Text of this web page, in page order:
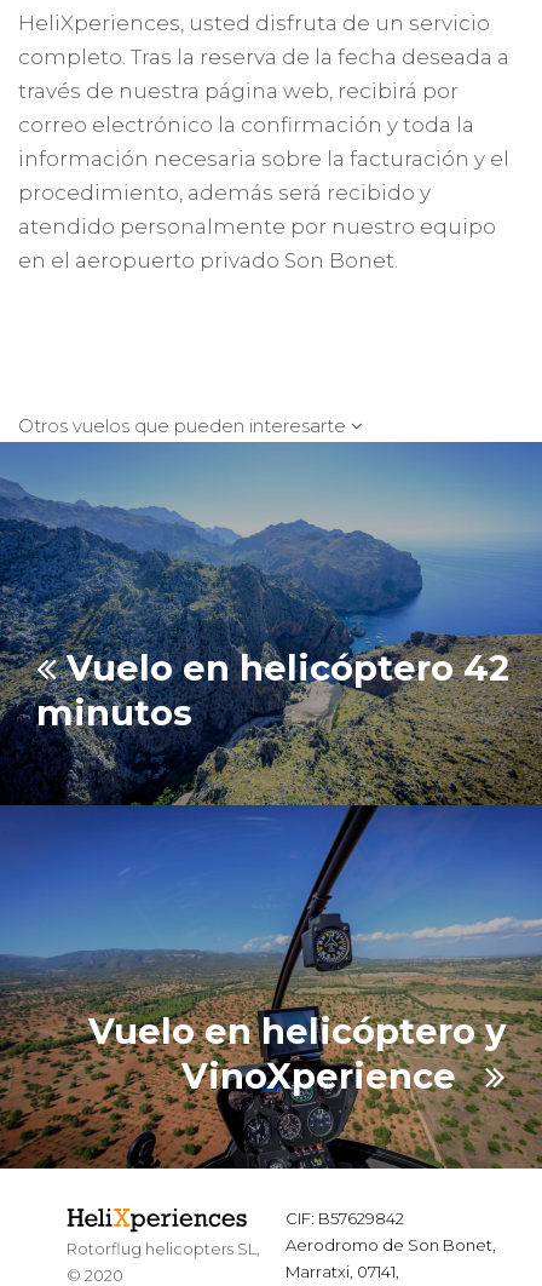
HeliXperiences, usted disfruta de un servicio
completo. Tras la reserva de la fecha deseada a
través de nuestra página web, recibirá por
correo electrónico la confirmación y toda la
información necesaria sobre la facturación y el
procedimiento, además será recibido y
atendido personalmente por nuestro equipo
en el aeropuerto privado Son Bonet.
Otros vuelos que pueden interesarte
Vuelo en helicóptero 42
minutos
Vuelo en helicóptero y
VinoXperience
Rotorflug helicopters SL,
© 2020
CIF: B57629842
Aerodromo de Son Bonet,
Marratxi, 07141,